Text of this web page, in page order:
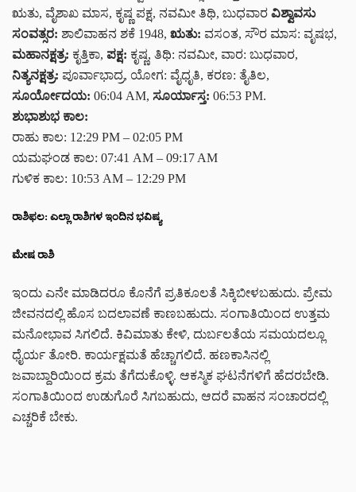
ಋತು, ವೈಶಾಖ ಮಾಸ, ಕೃಷ್ಣ ಪಕ್ಷ, ನವಮೀ ತಿಥಿ, ಬುಧವಾರ ವಿಶ್ವಾವಸು
ಸಂವತ್ಸರ: ಶಾಲಿವಾಹನ ಶಕೆ 1948, ಋತು: ವಸಂತ, ಸೌರ ಮಾಸ: ವೃಷಭ,
ಮಹಾನಕ್ಷತ್ರ: ಕೃತ್ತಿಕಾ, ಪಕ್ಷ: ಕೃಷ್ಣ, ತಿಥಿ: ನವಮೀ, ವಾರ: ಬುಧವಾರ,
ನಿತ್ಯನಕ್ಷತ್ರ: ಪೂರ್ವಾಭಾದ್ರ, ಯೋಗ: ವೈಧೃತಿ, ಕರಣ: ತೈತಿಲ,
ಸೂರ್ಯೋದಯ: 06:04 AM, ಸೂರ್ಯಾಸ್ತ: 06:53 PM.
ಶುಭಾಶುಭ ಕಾಲ:
ರಾಹು ಕಾಲ: 12:29 PM – 02:05 PM
ಯಮಘಂಡ ಕಾಲ: 07:41 AM – 09:17 AM
ಗುಳಿಕ ಕಾಲ: 10:53 AM – 12:29 PM
ರಾಶಿಫಲ: ಎಲ್ಲಾ ರಾಶಿಗಳ ಇಂದಿನ ಭವಿಷ್ಯ
ಮೇಷ ರಾಶಿ
ಇಂದು ಎನೇ ಮಾಡಿದರೂ ಕೊನೆಗೆ ಪ್ರತಿಕೂಲತೆ ಸಿಕ್ಕಿಬೀಳಬಹುದು. ಪ್ರೇಮ
ಜೀವನದಲ್ಲಿ ಹೊಸ ಬದಲಾವಣೆ ಕಾಣಬಹುದು. ಸಂಗಾತಿಯಿಂದ ಉತ್ತಮ
ಮನೋಭಾವ ಸಿಗಲಿದೆ. ಕಿವಿಮಾತು ಕೇಳಿ, ದುರ್ಬಲತೆಯ ಸಮಯದಲ್ಲೂ
ಧೈರ್ಯ ತೋರಿ. ಕಾರ್ಯಕ್ಷಮತೆ ಹೆಚ್ಚಾಗಲಿದೆ. ಹಣಕಾಸಿನಲ್ಲಿ
ಜವಾಬ್ದಾರಿಯಿಂದ ಕ್ರಮ ತೆಗೆದುಕೊಳ್ಳಿ. ಆಕಸ್ಮಿಕ ಘಟನೆಗಳಿಗೆ ಹೆದರಬೇಡಿ.
ಸಂಗಾತಿಯಿಂದ ಉಡುಗೊರೆ ಸಿಗಬಹುದು, ಆದರೆ ವಾಹನ ಸಂಚಾರದಲ್ಲಿ
ಎಚ್ಚರಿಕೆ ಬೇಕು.